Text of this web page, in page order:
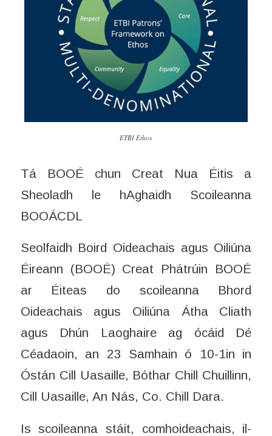
ETBI Ethos
Tá BOOÉ chun Creat Nua Éitis a
Sheoladh le hAghaidh Scoileanna
BOOÁCDL
Seolfaidh Boird Oideachais agus Oiliúna
Éireann (BOOÉ) Creat Phátrúin BOOÉ
ar Éiteas do scoileanna Bhord
Oideachais agus Oiliúna Átha Cliath
agus Dhún Laoghaire ag ócáid Dé
Céadaoin, an 23 Samhain ó 10-1in in
Óstán Cill Uasaille, Bóthar Chill Chuillinn,
Cill Uasaille, An Nás, Co. Chill Dara.
Is scoileanna stáit, comhoideachais, il-